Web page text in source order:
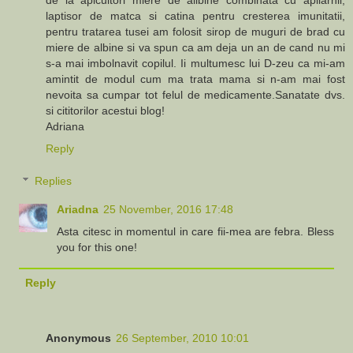
laptisor de matca si catina pentru cresterea imunitatii,
pentru tratarea tusei am folosit sirop de muguri de brad cu
miere de albine si va spun ca am deja un an de cand nu mi
s-a mai imbolnavit copilul. Ii multumesc lui D-zeu ca mi-am
amintit de modul cum ma trata mama si n-am mai fost
nevoita sa cumpar tot felul de medicamente.Sanatate dvs.
si cititorilor acestui blog!
Adriana
Reply
Replies
Ariadna 25 November, 2016 17:48
Asta citesc in momentul in care fii-mea are febra. Bless
you for this one!
Reply
Anonymous 26 September, 2010 10:01